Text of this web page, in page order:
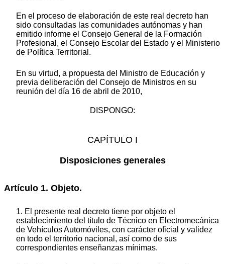
En el proceso de elaboración de este real decreto han
sido consultadas las comunidades autónomas y han
emitido informe el Consejo General de la Formación
Profesional, el Consejo Escolar del Estado y el Ministerio
de Política Territorial.
En su virtud, a propuesta del Ministro de Educación y
previa deliberación del Consejo de Ministros en su
reunión del día 16 de abril de 2010,
DISPONGO:
CAPÍTULO I
Disposiciones generales
Artículo 1. Objeto.
1. El presente real decreto tiene por objeto el
establecimiento del título de Técnico en Electromecánica
de Vehículos Automóviles, con carácter oficial y validez
en todo el territorio nacional, así como de sus
correspondientes enseñanzas mínimas.